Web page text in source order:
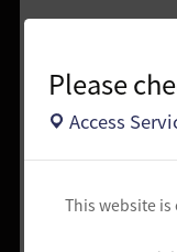
Please
Access
This website
地
[エルビア] ビラ